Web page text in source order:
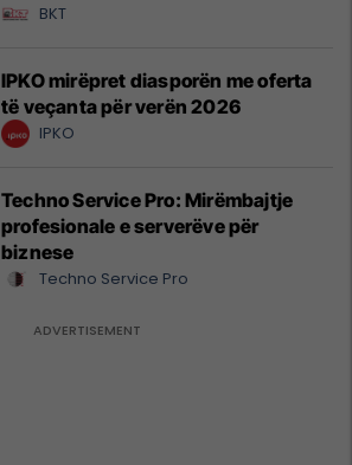
BKT
IPKO mirëpret diasporën me oferta
të veçanta për verën 2026
IPKO
Techno Service Pro: Mirëmbajtje
profesionale e serverëve për
biznese
Techno Service Pro